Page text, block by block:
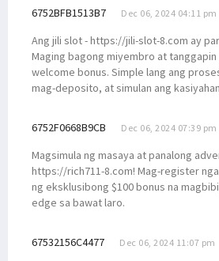
6752BFB1513B7 Dec 06, 2024 04:11 pm
Ang jili slot - https://jili-slot-8.com ay
Maging bagong miyembro at tanggapin
welcome bonus. Simple lang ang
mag-deposito, at simulan ang
6752F0668B9CB Dec 06, 2024 07:39 pm
Magsimula ng masaya at panalong
https://rich711-8.com! Mag-register
ng eksklusibong $100 bonus na
edge sa bawat laro.
67532156C4477 Dec 06, 2024 11:07 pm